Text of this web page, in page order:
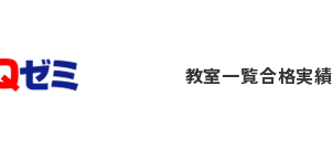
教室一覧合格実績